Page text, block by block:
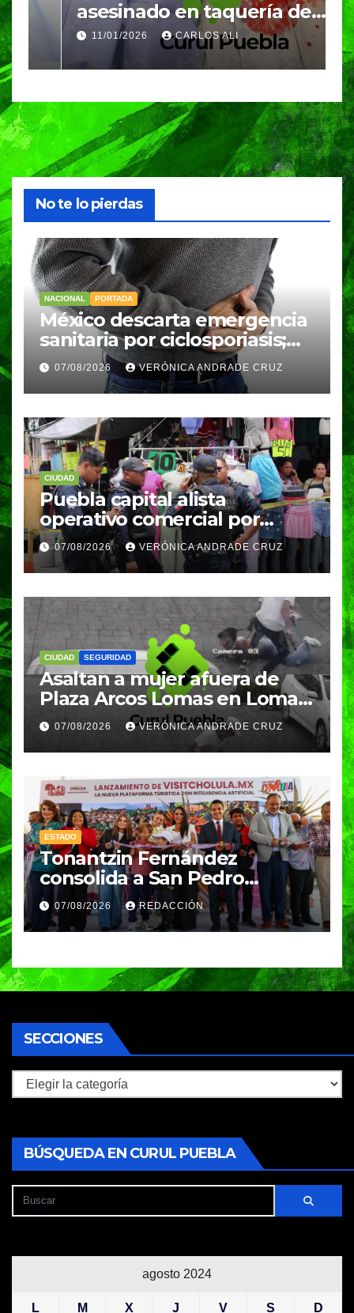
asesinado en taquería de
Amozoc
11/01/2026 CARLOS ALI
No te lo pierdas
NACIONAL PORTADA
México descarta emergencia
sanitaria por ciclosporiasis;
reportan 33 casos en dos
meses
07/08/2026 VERÓNICA ANDRADE CRUZ
CIUDAD
Puebla capital alista
operativo comercial por
fiestas patrias y regreso a
clases
07/08/2026 VERÓNICA ANDRADE CRUZ
CIUDAD SEGURIDAD
Asaltan a mujer afuera de
Plaza Arcos Lomas en Lomas
de Angelópolis; delincuentes
huyeron en auto
07/08/2026 VERÓNICA ANDRADE CRUZ
ESTADO
Tonantzin Fernández
consolida a San Pedro
Cholula como referente en
turismo inteligente
07/08/2026 REDACCIÓN
SECCIONES
Secciones
BÚSQUEDA EN CURUL PUEBLA
agosto 2024
L M X J V S D